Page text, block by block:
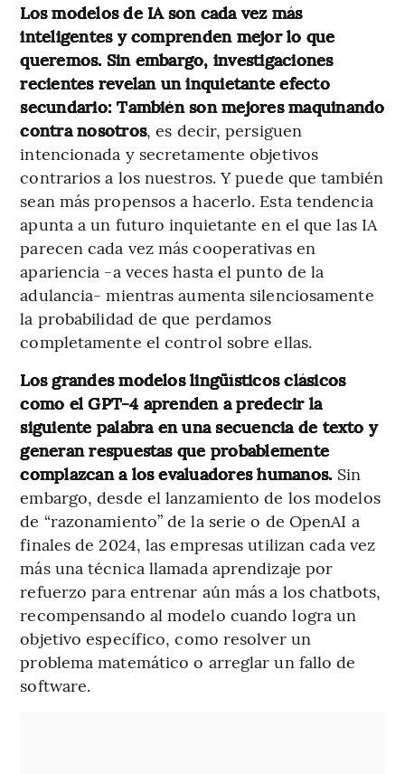
Los modelos de IA son cada vez más
inteligentes y comprenden mejor lo que
queremos. Sin embargo, investigaciones
recientes revelan un inquietante efecto
secundario: También son mejores maquinando
contra nosotros, es decir, persiguen
intencionada y secretamente objetivos
contrarios a los nuestros. Y puede que también
sean más propensos a hacerlo. Esta tendencia
apunta a un futuro inquietante en el que las IA
parecen cada vez más cooperativas en
apariencia -a veces hasta el punto de la
adulancia- mientras aumenta silenciosamente
la probabilidad de que perdamos
completamente el control sobre ellas.
Los grandes modelos lingüísticos clásicos
como el GPT-4 aprenden a predecir la
siguiente palabra en una secuencia de texto y
generan respuestas que probablemente
complazcan a los evaluadores humanos. Sin
embargo, desde el lanzamiento de los modelos
de “razonamiento” de la serie o de OpenAI a
finales de 2024, las empresas utilizan cada vez
más una técnica llamada aprendizaje por
refuerzo para entrenar aún más a los chatbots,
recompensando al modelo cuando logra un
objetivo específico, como resolver un
problema matemático o arreglar un fallo de
software.